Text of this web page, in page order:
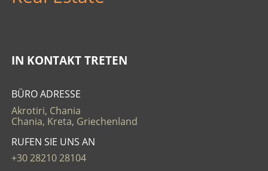
IN KONTAKT TRETEN
BÜRO ADRESSE
Akrotiri, Chania
Chania, Kreta, Griechenland
RUFEN SIE UNS AN
+30 28210 28104